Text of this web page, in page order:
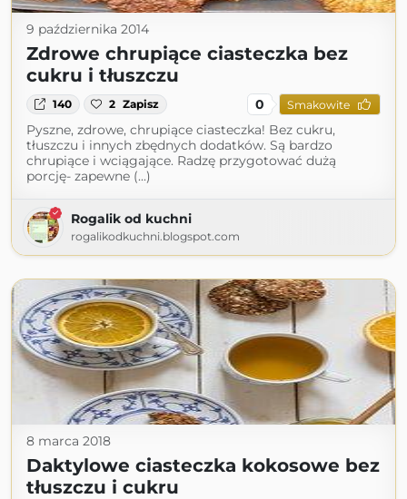
9 października 2014
Zdrowe chrupiące ciasteczka bez
cukru i tłuszczu
140 2 Zapisz 0 Smakowite
Pyszne, zdrowe, chrupiące ciasteczka! Bez cukru,
tłuszczu i innych zbędnych dodatków. Są bardzo
chrupiące i wciągające. Radzę przygotować dużą
porcję- zapewne (...)
Rogalik od kuchni
rogalikodkuchni.blogspot.com
8 marca 2018
Daktylowe ciasteczka kokosowe bez
tłuszczu i cukru